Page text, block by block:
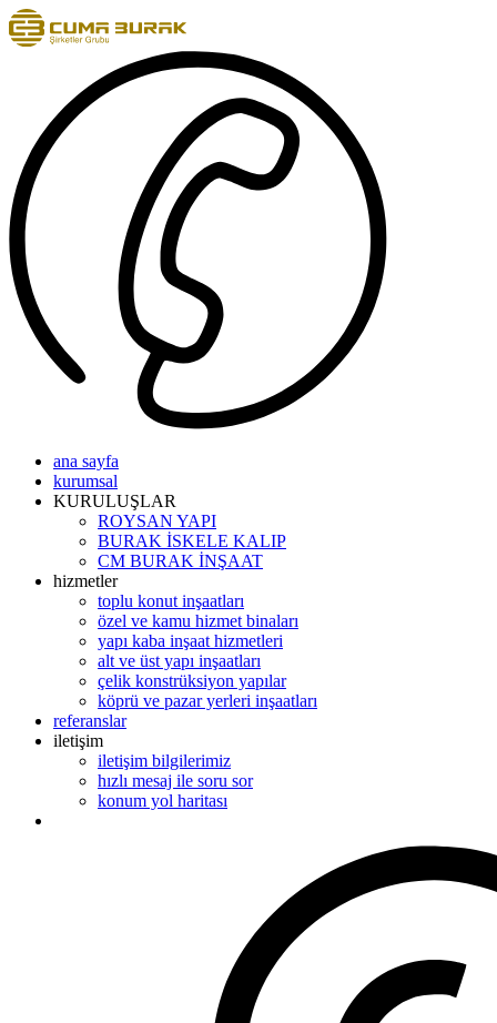
ana sayfa
kurumsal
KURULUŞLAR
ROYSAN YAPI
BURAK İSKELE KALIP
CM BURAK İNŞAAT
hizmetler
toplu konut inşaatları
özel ve kamu hizmet binaları
yapı kaba inşaat hizmetleri
alt ve üst yapı inşaatları
çelik konstrüksiyon yapılar
köprü ve pazar yerleri inşaatları
referanslar
iletişim
iletişim bilgilerimiz
hızlı mesaj ile soru sor
konum yol haritası